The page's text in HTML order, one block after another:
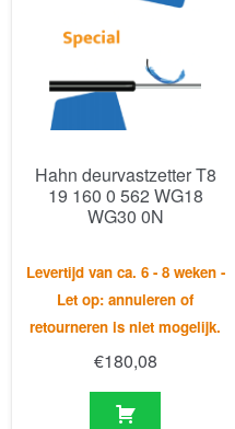
Hahn deurvastzetter T8
19 160 0 562 WG18
WG30 0N
Levertijd van ca. 6 - 8 weken -
Let op: annuleren of
retourneren is niet mogelijk.
€180,08